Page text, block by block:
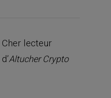
Cher lecteur
d’Altucher Crypto